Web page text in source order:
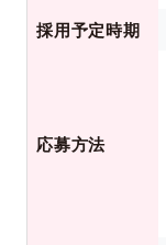
採用予定時期
応募方法